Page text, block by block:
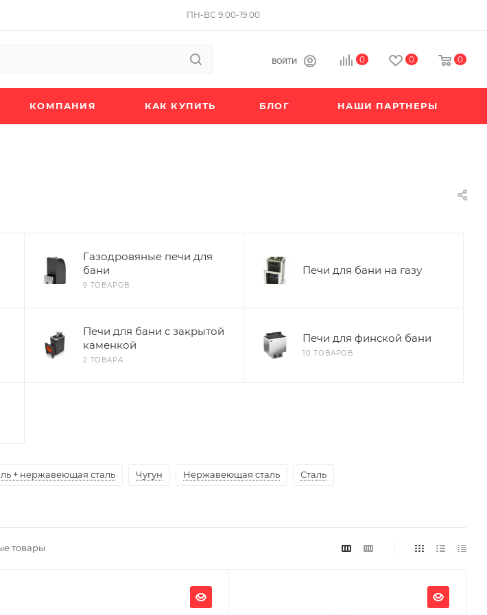
ПН-ВС 9:00-19:00
ВОЙТИ 0 0 0
КОМПАНИЯ КАК КУПИТЬ БЛОГ НАШИ ПАРТНЕРЫ
Газодровяные печи для
бани
9 ТОВАРОВ
Печи для бани на газу
Печи для бани с закрытой
каменкой
2 ТОВАРА
Печи для финской бани
10 ТОВАРОВ
+ нержавеющая сталь Чугун Нержавеющая сталь Сталь
товары